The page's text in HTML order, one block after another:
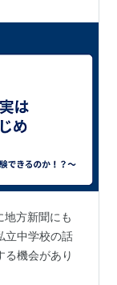
地方新聞にも
立中学校の話
る機会があり